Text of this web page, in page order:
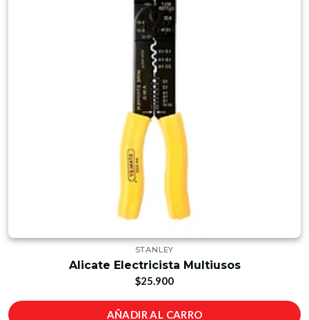
STANLEY
Alicate Electricista Multiusos
$25.900
AÑADIR AL CARRO